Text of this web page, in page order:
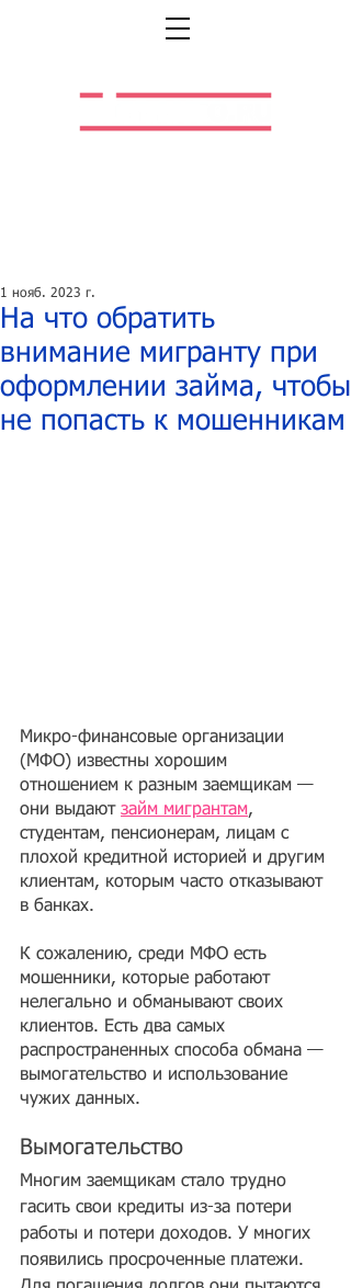
На что обратить
внимание мигранту при
оформлении займа, чтобы
не попасть к мошенникам
1 нояб. 2023 г.
Микро-финансовые организации
(МФО) известны хорошим
отношением к разным заемщикам —
они выдают займ мигрантам,
студентам, пенсионерам, лицам с
плохой кредитной историей и другим
клиентам, которым часто отказывают
в банках.
К сожалению, среди МФО есть
мошенники, которые работают
нелегально и обманывают своих
клиентов. Есть два самых
распространенных способа обмана —
вымогательство и использование
чужих данных.
Вымогательство
Многим заемщикам стало трудно
гасить свои кредиты из-за потери
работы и потери доходов. У многих
появились просроченные платежи.